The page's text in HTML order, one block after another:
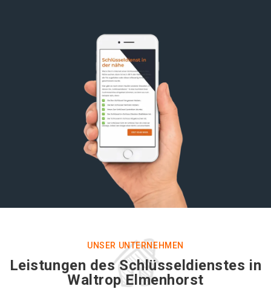
UNSER UNTERNEHMEN
Leistungen des Schlüsseldienstes in
Waltrop Elmenhorst